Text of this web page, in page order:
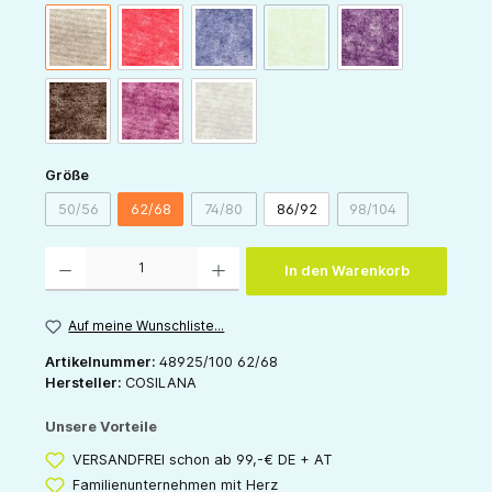
latte-macchiatorot-melangemarine-melangegrün-melange
(Diese Option ist zurzeit nicht
pflaume-melange
schoko-melangeweinrot-melange
Größeauswählen
50/56(Diese Option ist zurzeit nicht verfügbar.)
62/68 74/80(Diese Option ist zurzeit nicht verfügbar.)
86/92 98/104(Diese Option ist
In den Warenkorb
Auf meine Wunschliste...
Artikelnummer: 48925/100 62/68
Hersteller: COSILANA
Unsere Vorteile
VERSANDFREI schon ab 99,-€ DE + AT
Familienunternehmen mit Herz